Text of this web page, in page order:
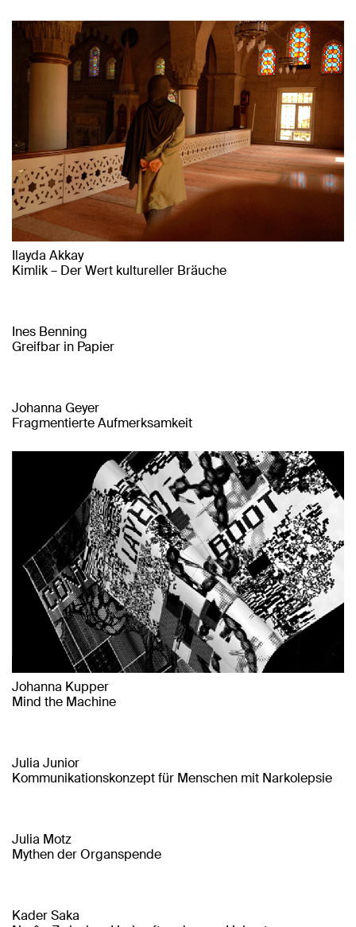
Ilayda Akkay
Kimlik – Der Wert kultureller Bräuche
Ines Benning
Greifbar in Papier
Johanna Geyer
Fragmentierte Aufmerksamkeit
Johanna Kupper
Mind the Machine
Julia Junior
Kommunikationskonzept für Menschen mit Narkolepsie
Julia Motz
Mythen der Organspende
Kader Saka